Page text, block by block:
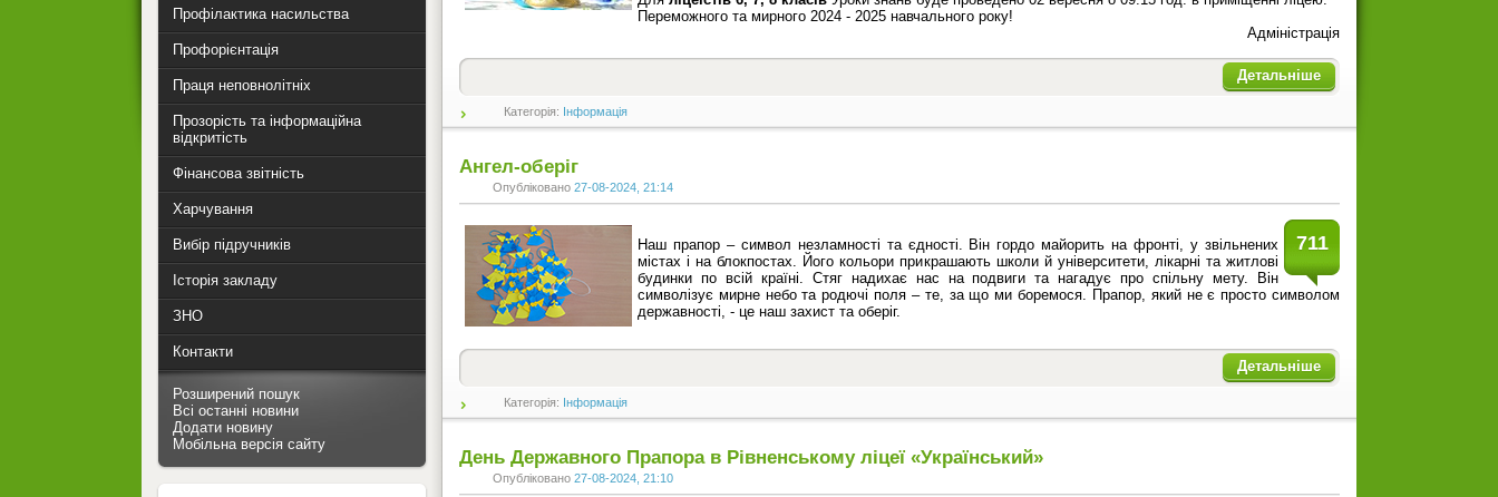
Переможного та мирного 2024 - 2025 навчального року!
Адміністрація
Детальніше
Категорія: Інформація
Ангел-оберіг
Опубліковано 27-08-2024, 21:14
711
Наш прапор – символ незламності та єдності. Він гордо майорить на фронті, у звільнених
містах і на блокпостах. Його кольори прикрашають школи й університети, лікарні та житлові
будинки по всій країні. Стяг надихає нас на подвиги та нагадує про спільну мету. Він
символізує мирне небо та родючі поля – те, за що ми боремося. Прапор, який не є просто символом
державності, - це наш захист та оберіг.
Детальніше
Категорія: Інформація
День Державного Прапора в Рівненському ліцеї «Український»
Опубліковано 27-08-2024, 21:10
Профілактика насильства
Профорієнтація
Праця неповнолітніх
Прозорість та інформаційна
відкритість
Фінансова звітність
Харчування
Вибір підручників
Історія закладу
ЗНО
Контакти
Розширений пошук
Всі останні новини
Додати новину
Мобільна версія сайту